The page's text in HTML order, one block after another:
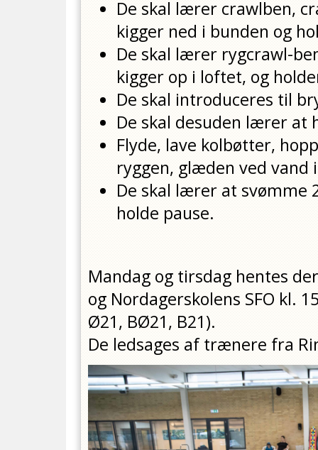
De skal lærer crawlben,
kigger ned i bunden og
De skal lærer rygcrawl-
kigger op i loftet, og
De skal introduceres til
De skal desuden lærer at
Flyde, lave kolbøtter,
ryggen, glæden ved vand
De skal lærer at svømme
holde pause.
Mandag og tirsdag hentes
og Nordagerskolens SFO kl.
Ø21, BØ21, B21).
De ledsages af trænere fra